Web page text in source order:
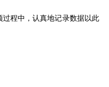
程中，认真地记录数据以此